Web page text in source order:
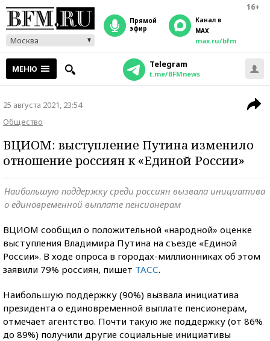
16+
Москва
прямой
эфир
Канал в
MAX
max.ru/bfm
МЕНЮ Telegram
t.me/BFMnews
25 августа 2021, 23:54
Общество
ВЦИОМ: выступление Путина изменило
отношение россиян к «Единой России»
Наибольшую поддержку среди россиян вызвала инициатива
о единовременной выплате пенсионерам
ВЦИОМ сообщил о положительной «народной» оценке
выступления Владимира Путина на съезде «Единой
России». В ходе опроса в городах-миллионниках об этом
заявили 79% россиян, пишет ТАСС.
Наибольшую поддержку (90%) вызвала инициатива
президента о единовременной выплате пенсионерам,
отмечает агентство. Почти такую же поддержку (от 86%
до 89%) получили другие социальные инициативы